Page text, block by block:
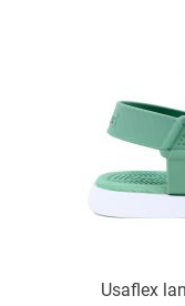
Usaflex